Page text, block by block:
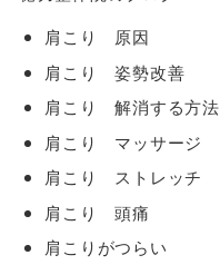
肩こり 原因
肩こり 姿勢改善
肩こり 解消する方法
肩こり マッサージ
肩こり ストレッチ
肩こり 頭痛
肩こりがつらい